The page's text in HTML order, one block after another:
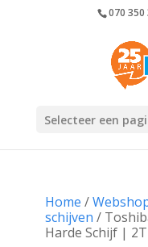
070 350
Selecteer een
Home /
schijven /
Harde Schijf |